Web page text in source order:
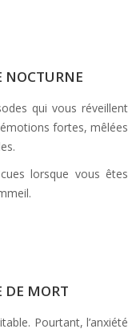
NOCTURNE
qui vous réveillent
fortes, mêlées
lorsque vous êtes
DE MORT
Pourtant, l’anxiété